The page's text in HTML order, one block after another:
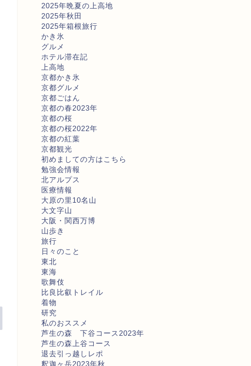
2025年晩夏の上高地
2025年秋田
2025年箱根旅行
かき氷
グルメ
ホテル滞在記
上高地
京都かき氷
京都グルメ
京都ごはん
京都の春2023年
京都の桜
京都の桜2022年
京都の紅葉
京都観光
初めましての方はこちら
勉強会情報
北アルプス
医療情報
大原の里10名山
大文字山
大阪・関西万博
山歩き
旅行
日々のこと
東北
東海
歌舞伎
比良比叡トレイル
着物
研究
私のおススメ
芦生の森 下谷コース2023年
芦生の森上谷コース
退去引っ越しレポ
釈迦ヶ岳2023年秋